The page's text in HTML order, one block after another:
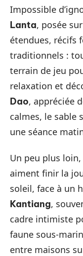
Impossible
Lanta, posée
étendues, récifs
traditionnels :
terrain de jeu
relaxation et
Dao, appréciée
calmes, le sable
une séance
Un peu plus loin,
aiment finir la
soleil, face à un
Kantiang,
cadre intimiste
faune sous-
entre maisons